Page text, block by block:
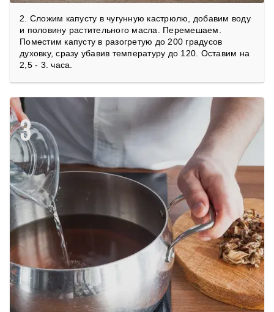
2. Сложим капусту в чугунную кастрюлю, добавим воду
и половину растительного масла. Перемешаем.
Поместим капусту в разогретую до 200 градусов
духовку, сразу убавив температуру до 120. Оставим на
2,5 - 3. часа.
3